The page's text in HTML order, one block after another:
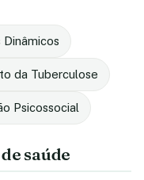
da Tuberculose
Psicossocial
saúde